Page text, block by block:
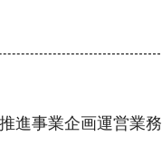
進事業企画運営業務